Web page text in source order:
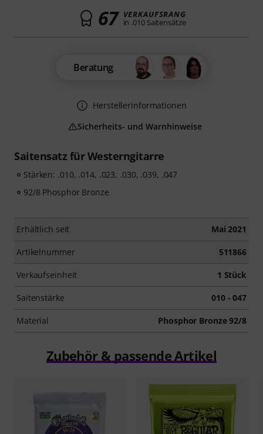
Saitensatz für Westerngitarre
Stärken: .010, .014, .023, .030, .039, .047
92/8 Phosphor Bronze
Erhältlich seit Mai 2021
Artikelnummer 511866
Verkaufseinheit 1 Stück
Saitenstärke 010 - 047
Material Phosphor Bronze 92/8
67 VERKAUFSRANG
in .010 Saitensätze
Beratung
Herstellerinformationen
Sicherheits- und Warnhinweise
Zubehör & passende Artikel